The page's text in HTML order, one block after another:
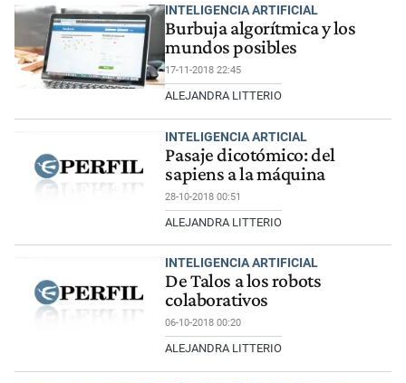
INTELIGENCIA ARTIFICIAL
Burbuja algorítmica y los
mundos posibles
17-11-2018 22:45
ALEJANDRA LITTERIO
INTELIGENCIA ARTICIAL
Pasaje dicotómico: del
sapiens a la máquina
28-10-2018 00:51
ALEJANDRA LITTERIO
INTELIGENCIA ARTIFICIAL
De Talos a los robots
colaborativos
06-10-2018 00:20
ALEJANDRA LITTERIO